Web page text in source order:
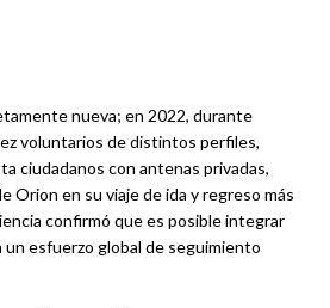
nueva; en 2022, durante
voluntarios de distintos perfiles,
ciudadanos con antenas privadas,
Orion en su viaje de ida y regreso más
confirmó que es posible integrar
esfuerzo global de seguimiento